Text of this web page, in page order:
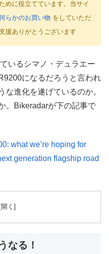
めに役立てています。当サイ
らかのお買い物 をしていただ
援ありがとうございます
いるシマノ・デュラエー
になるだろうと言われ
な進化を遂げているのか。
。Bikeradarが下の記事で
what we’re hoping for
generation flagship road
なる！